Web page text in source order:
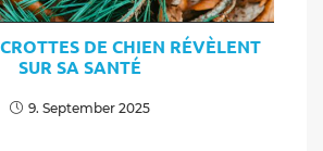
DE CHIEN RÉVÈLENT
SUR SA SANTÉ
9. September 2025